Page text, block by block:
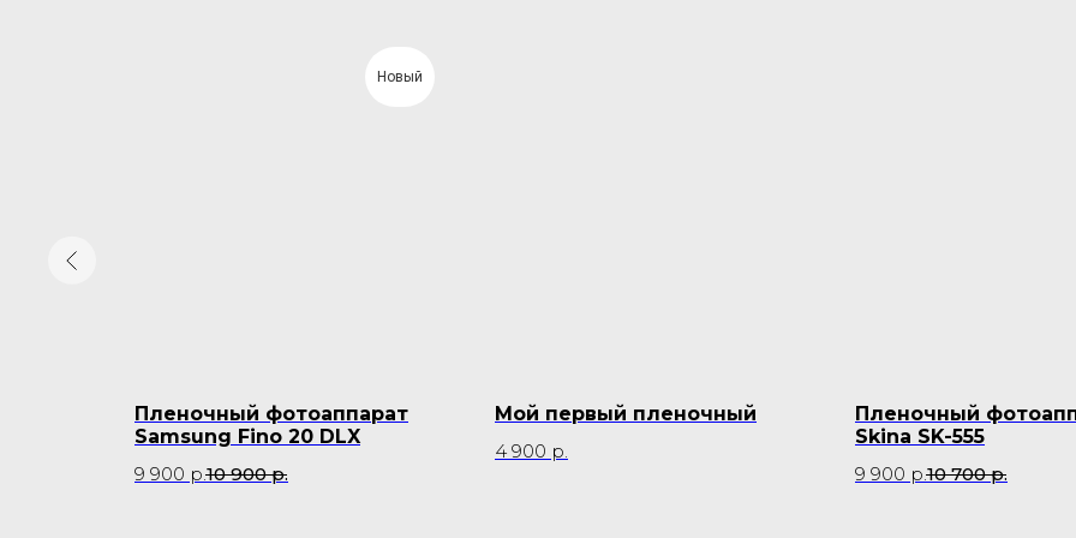
Новый
Пленочный фотоаппарат
Samsung Fino 20 DLX
9 900 р.10 900 р.
Мой первый пленочный
4 900 р.
Пленочный
Skina SK-555
9 900 р.10 700 р.